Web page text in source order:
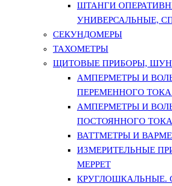
ШТАНГИ
УНИВЕРСАЛЬНЫЕ,
СЕКУНДОМЕРЫ
ТАХОМЕТРЫ
ЩИТОВЫЕ ПРИБОРЫ,
АМПЕРМЕТРЫ И
ПЕРЕМЕННОГО
АМПЕРМЕТРЫ И
ПОСТОЯННОГО
ВАТТМЕТРЫ И
ИЗМЕРИТЕЛЬНЫЕ
МЕРРЕТ
КРУГЛОШКАЛЬНЫЕ.